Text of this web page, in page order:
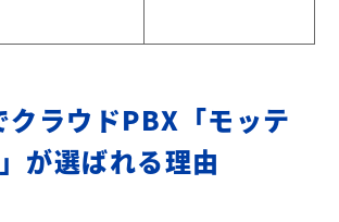
クラウドPBX「モッテ
が選ばれる理由